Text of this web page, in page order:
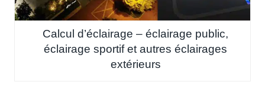
Calcul d’éclairage – éclairage public,
éclairage sportif et autres éclairages
extérieurs